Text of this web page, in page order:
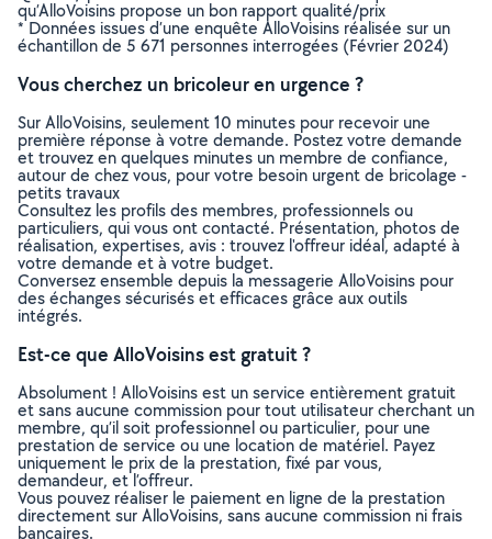
qu’AlloVoisins propose un bon rapport qualité/prix
* Données issues d’une enquête AlloVoisins réalisée sur un
échantillon de 5 671 personnes interrogées (Février 2024)
Vous cherchez un bricoleur en urgence ?
Sur AlloVoisins, seulement 10 minutes pour recevoir une
première réponse à votre demande. Postez votre demande
et trouvez en quelques minutes un membre de confiance,
autour de chez vous, pour votre besoin urgent de bricolage -
petits travaux
Consultez les profils des membres, professionnels ou
particuliers, qui vous ont contacté. Présentation, photos de
réalisation, expertises, avis : trouvez l'offreur idéal, adapté à
votre demande et à votre budget.
Conversez ensemble depuis la messagerie AlloVoisins pour
des échanges sécurisés et efficaces grâce aux outils
intégrés.
Est-ce que AlloVoisins est gratuit ?
Absolument ! AlloVoisins est un service entièrement gratuit
et sans aucune commission pour tout utilisateur cherchant un
membre, qu’il soit professionnel ou particulier, pour une
prestation de service ou une location de matériel. Payez
uniquement le prix de la prestation, fixé par vous,
demandeur, et l’offreur.
Vous pouvez réaliser le paiement en ligne de la prestation
directement sur AlloVoisins, sans aucune commission ni frais
bancaires.